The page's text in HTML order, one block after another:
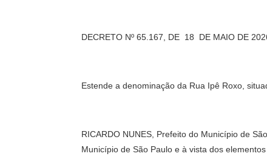
DECRETO Nº 65.167, DE 18 DE MAIO DE
Estende a denominação da Rua Ipê Roxo,
RICARDO NUNES, Prefeito do Município de
Município de São Paulo e à vista dos